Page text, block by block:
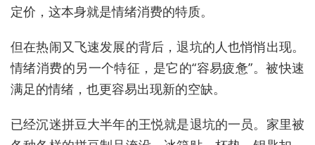
定价，这本身就是情绪消费的特质。
但在热闹又飞速发展的背后，退坑的人也悄悄出现。
情绪消费的另一个特征，是它的“容易疲惫”。被快速
满足的情绪，也更容易出现新的空缺。
已经沉迷拼豆大半年的王悦就是退坑的一员。家里被